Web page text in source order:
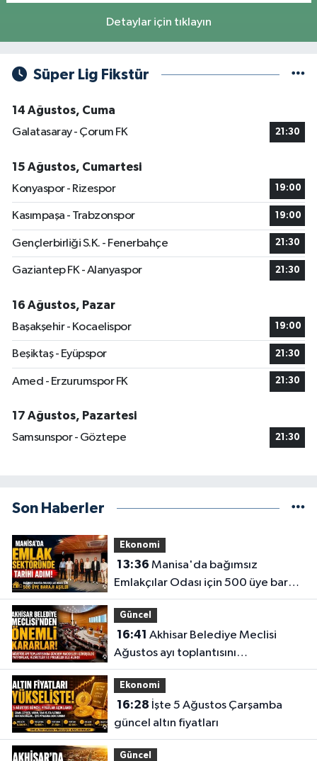
Detaylar için tıklayın
Süper Lig Fikstür
14 Ağustos, Cuma
Galatasaray - Çorum FK
21:30
15 Ağustos, Cumartesi
Konyaspor - Rizespor
19:00
Kasımpaşa - Trabzonspor 19:00
Gençlerbirliği S.K. - Fenerbahçe 21:30
Gaziantep FK - Alanyaspor 21:30
16 Ağustos, Pazar
Başakşehir - Kocaelispor
19:00
Beşiktaş - Eyüpspor 21:30
Amed - Erzurumspor FK 21:30
17 Ağustos, Pazartesi
Samsunspor - Göztepe
21:30
Son Haberler
Ekonomi
13:36
Emlakçılar Odası için 500 üye barajı
aşıldı
Güncel
16:41
Ağustos ayı toplantısını
gerçekleştirdi
Ekonomi
16:28
güncel altın fiyatları
Güncel